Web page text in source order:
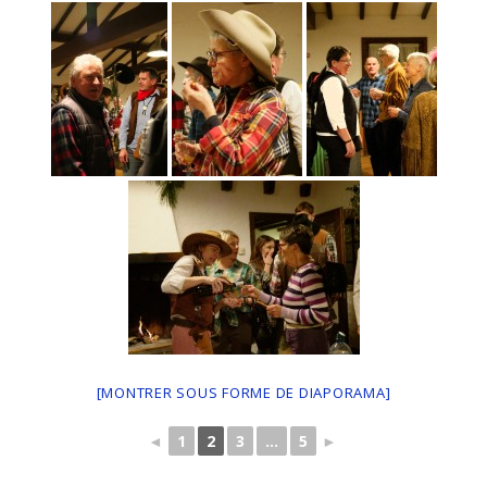
[MONTRER SOUS FORME DE DIAPORAMA]
◄ 1 2 3 ... 5 ►